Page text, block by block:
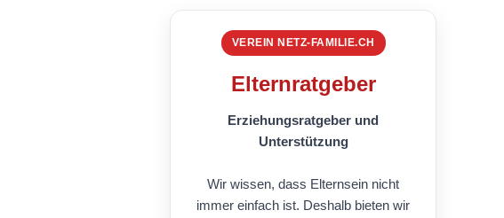
VEREIN NETZ-FAMILIE.CH
Elternratgeber
Erziehungsratgeber und
Unterstützung
Wir wissen, dass Elternsein nicht
immer einfach ist. Deshalb bieten wir